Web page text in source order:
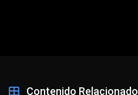
Contenido Relacionado